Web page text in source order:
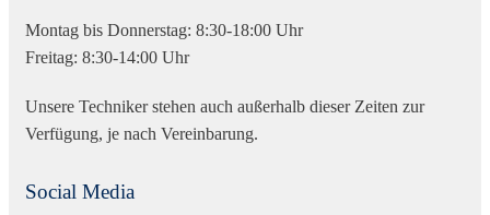
Montag bis Donnerstag: 8:30-18:00 Uhr
Freitag: 8:30-14:00 Uhr
Unsere Techniker stehen auch außerhalb dieser Zeiten zur
Verfügung, je nach Vereinbarung.
Social Media